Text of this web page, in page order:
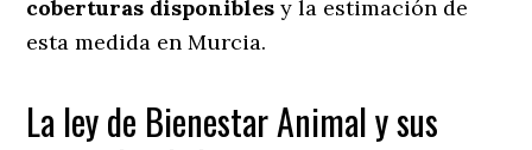
coberturas disponibles y la estimación de
esta medida en Murcia.
La ley de Bienestar Animal y sus